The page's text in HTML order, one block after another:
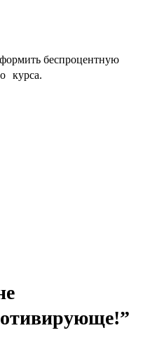
беспроцентную
курса.